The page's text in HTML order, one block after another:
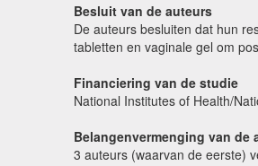
Besluit van de auteurs
De auteurs besluiten dat hun
tabletten en vaginale gel om
Financiering van de studie
National Institutes of Health/
Belangenvermenging van de
3 auteurs (waarvan de eerste)